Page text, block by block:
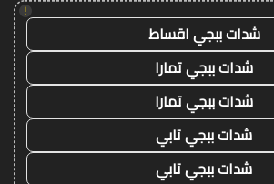
!
شدات ببجي اقساط
شدات ببجي تمارا
شدات ببجي تمارا
شدات ببجي تابي
شدات ببجي تابي